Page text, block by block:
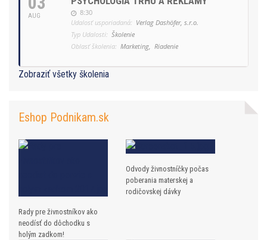
AUG
8:30
Udalosť usporiadaná: Verlag Dashöfer, s.r.o.
Typ Udalosti: Školenie
Oblasť školenia: Marketing, Riadenie
Zobraziť všetky školenia
Eshop Podnikam.sk
Rady pre živnostníkov ako
neodísť do dôchodku s
holým zadkom!
Odvody živnostníčky počas
poberania materskej a
rodičovskej dávky